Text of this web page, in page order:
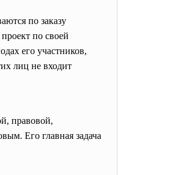
по заказу
по своей
его участников,
лиц не входит
правовой,
Его главная задача